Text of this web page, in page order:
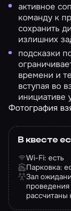
активное
команду к
сохранить
излишних
подсказки
времени и
вступая во
инициативе
Фотография
В квесте
Wi-Fi: есть
Парковка:
Зал
рассчитаны